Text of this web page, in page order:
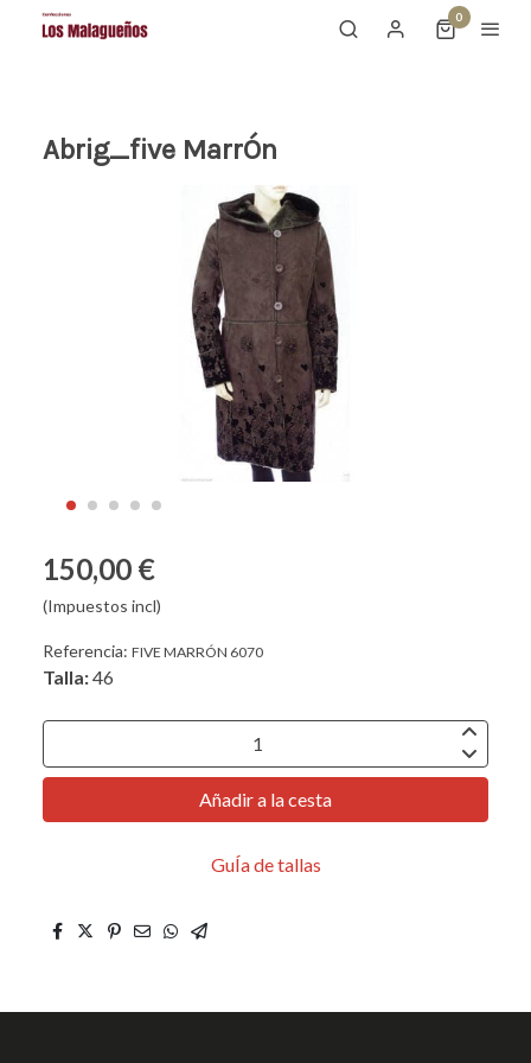
0
Abrig_five MarrÓn
150,00 €
(Impuestos incl)
Referencia: FIVE MARRÓN 6070
Talla:46
Añadir a la cesta
GuÍa de tallas